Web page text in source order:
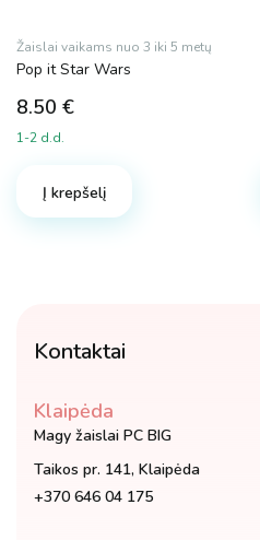
Žaislai vaikams nuo 3 iki 5 metų
Pop it Star Wars
8.50 €
1-2 d.d.
Į krepšelį
Kontaktai
Klaipėda
Magy žaislai PC BIG
Taikos pr. 141, Klaipėda
+370 646 04 175